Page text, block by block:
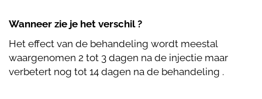
Wanneer zie je het verschil ?
Het effect van de behandeling wordt meestal
waargenomen 2 tot 3 dagen na de injectie maar
verbetert nog tot 14 dagen na de behandeling .